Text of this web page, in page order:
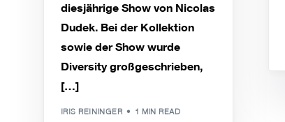
diesjährige Show von Nicolas
Dudek. Bei der Kollektion
sowie der Show wurde
Diversity großgeschrieben,
[…]
IRIS REININGER 1 MIN READ